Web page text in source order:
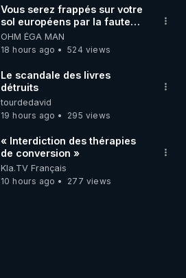
Vous serez frappés sur votre
sol européens par la faute
des dirigeants qui s'en
mettent dans le nez
OHM ÉGA MAN
18 hours ago
524 views
Le scandale des livres
détruits
tourdedavid
19 hours ago
295 views
« Interdiction des thérapies
de conversion »
Kla.TV Français
10 hours ago
277 views